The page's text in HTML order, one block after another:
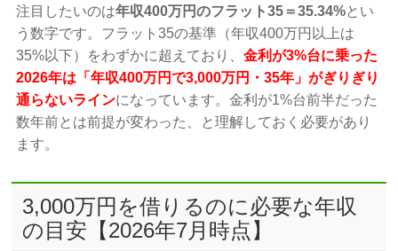
注目したいのは年収400万円のフラット35＝35.34%とい
う数字です。フラット35の基準（年収400万円以上は
35%以下）をわずかに超えており、金利が3%台に乗った
2026年は「年収400万円で3,000万円・35年」がぎりぎり
通らないラインになっています。金利が1%台前半だった
数年前とは前提が変わった、と理解しておく必要があり
ます。
3,000万円を借りるのに必要な年収
の目安【2026年7月時点】